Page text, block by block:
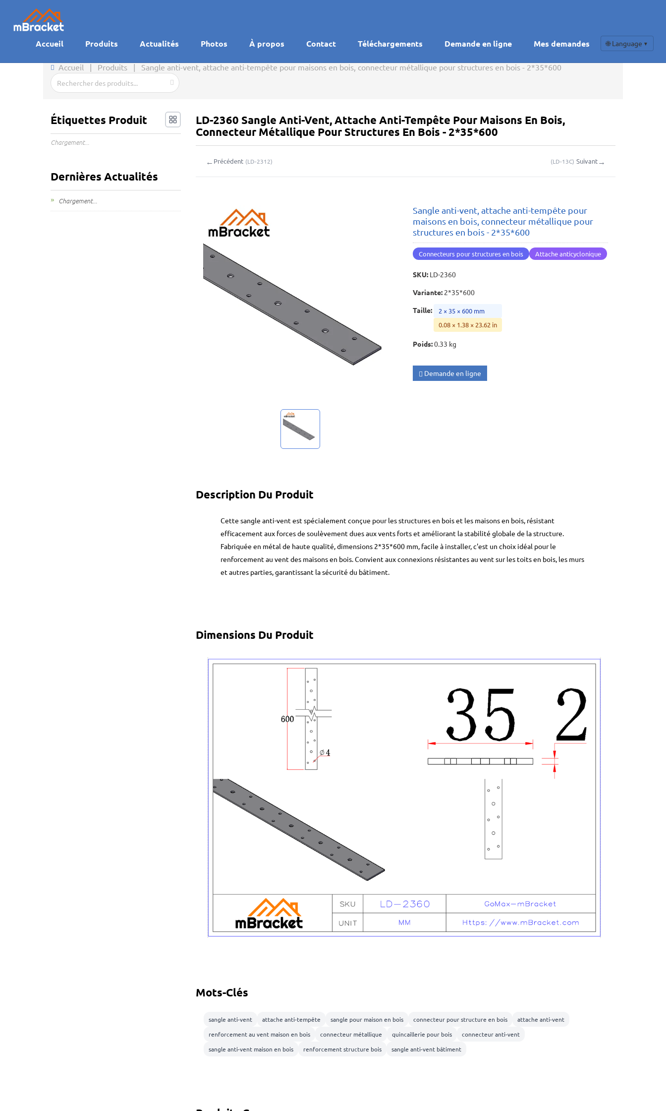
Accueil Produits Actualités Photos À propos Contact Téléchargements Demande en ligne Mes demandes 🌐 Language ▼
Accueil | Produits | Sangle anti-vent, attache anti-tempête pour maisons en bois, connecteur métallique pour structures en bois - 2*35*600
LD-2360 Sangle Anti-Vent, Attache Anti-Tempête Pour Maisons En Bois,
Connecteur Métallique Pour Structures En Bois - 2*35*600
← Précédent (LD-2312) (LD-13C) Suivant→
Sangle anti-vent, attache anti-tempête pour
maisons en bois, connecteur métallique pour
structures en bois - 2*35*600
Connecteurs pour structures en bois Attache anticyclonique
SKU: LD-2360
Variante: 2*35*600
Taille:
2 × 35 × 600 mm
0.08 × 1.38 × 23.62 in
Poids:0.33 kg
Demande en ligne
Description Du Produit
Cette sangle anti-vent est spécialement conçue pour les structures en bois et les maisons en bois, résistant
efficacement aux forces de soulèvement dues aux vents forts et améliorant la stabilité globale de la structure.
Fabriquée en métal de haute qualité, dimensions 2*35*600 mm, facile à installer, c'est un choix idéal pour le
renforcement au vent des maisons en bois. Convient aux connexions résistantes au vent sur les toits en bois, les murs
et autres parties, garantissant la sécurité du bâtiment.
Dimensions Du Produit
Mots-Clés
sangle anti-vent attache anti-tempête sangle pour maison en bois connecteur pour structure en bois
attache anti-vent
renforcement au vent maison en bois
connecteur métallique quincaillerie pour bois
connecteur anti-vent
sangle anti-vent maison en bois
renforcement structure bois sangle anti-vent bâtiment
Étiquettes Produit
Chargement...
Dernières Actualités
Chargement...